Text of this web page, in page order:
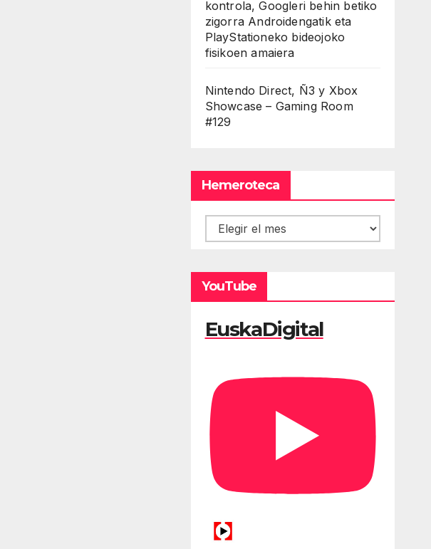
kontrola, Googleri behin betiko
zigorra Androidengatik eta
PlayStationeko bideojoko
fisikoen amaiera
Nintendo Direct, Ñ3 y Xbox
Showcase – Gaming Room
#129
Hemeroteca
Hemeroteca
YouTube
EuskaDigital